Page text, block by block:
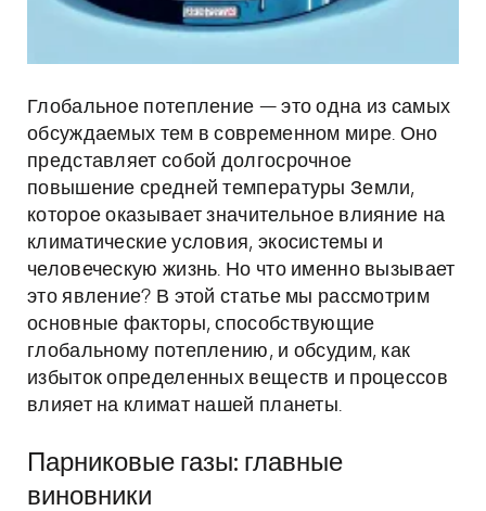
Глобальное потепление — это одна из самых
обсуждаемых тем в современном мире. Оно
представляет собой долгосрочное
повышение средней температуры Земли,
которое оказывает значительное влияние на
климатические условия, экосистемы и
человеческую жизнь. Но что именно вызывает
это явление? В этой статье мы рассмотрим
основные факторы, способствующие
глобальному потеплению, и обсудим, как
избыток определенных веществ и процессов
влияет на климат нашей планеты.
Парниковые газы: главные
виновники